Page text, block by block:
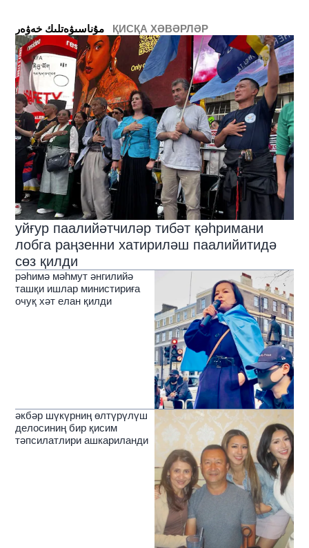
ҚИСҚА ХӘВӘРЛӘР
уйғур паалийәтчиләр тибәт қәһримани
лобга раңзенни хатириләш паалийитидә
сөз қилди
рәһимә мәһмут әнгилийә
ташқи ишлар министириға
очуқ хәт елан қилди
әкбәр шүкүрниң өлтүрүлүш
делосиниң бир қисим
тәпсилатлири ашкариланди